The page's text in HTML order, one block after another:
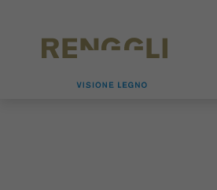
Impostazioni della protezione dei